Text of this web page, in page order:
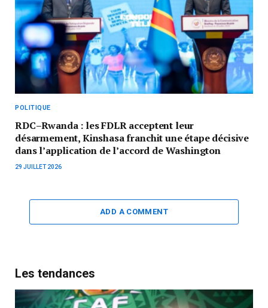
POLITIQUE
RDC–Rwanda : les FDLR acceptent leur
désarmement, Kinshasa franchit une étape décisive
dans l’application de l’accord de Washington
29 JUILLET 2026
ADD A COMMENT
Les tendances